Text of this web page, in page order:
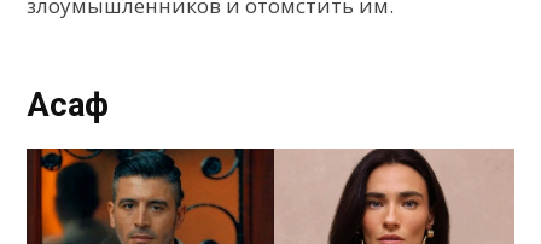
Асаф